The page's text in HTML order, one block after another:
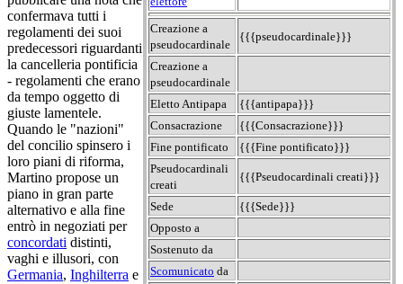
Creazione a
pseudocardinale
{{{pseudocardinale}}}
Creazione a
pseudocardinale
Eletto Antipapa
{{{antipapa}}}
Consacrazione
{{{Consacrazione}}}
Fine pontificato
{{{Fine pontificato}}}
Pseudocardinali
creati
{{{Pseudocardinali creati}}}
Sede
{{{Sede}}}
Opposto a
Sostenuto da
Scomunicato da
confermava tutti i
regolamenti dei suoi
predecessori riguardanti
la cancelleria pontificia
- regolamenti che erano
da tempo oggetto di
giuste lamentele.
Quando le "nazioni"
del concilio spinsero i
loro piani di riforma,
Martino propose un
piano in gran parte
alternativo e alla fine
entrò in negoziati per
concordati distinti,
vaghi e illusori, con
Germania, Inghilterra e